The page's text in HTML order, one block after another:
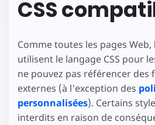
CSS
Comme toutes les pages Web,
utilisent le langage CSS pour
ne pouvez pas référencer des
externes (à l'exception des
personnalisées). Certains
interdits en raison de